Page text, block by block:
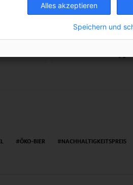
Pixelio.de
ÖKO-BIER NACHHALTIGKEITSPREIS
Alles akzeptieren
Speichern und